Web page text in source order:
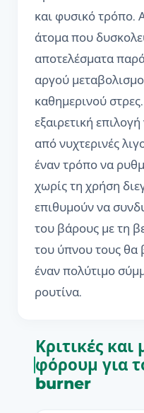
και φυσικό τρόπο.
άτομα που
αποτελέσματα
αργού
καθημερινού
εξαιρετική
από νυχτερινές
έναν τρόπο να
χωρίς τη χρήση
επιθυμούν να
του βάρους με τη
του ύπνου τους θα
έναν πολύτιμο
ρουτίνα.
Κριτικές
φόρουμ για
burner